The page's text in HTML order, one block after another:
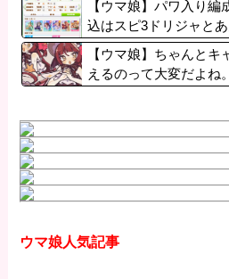
【ウマ娘】パワ入り
込はスピ3ドリジャと
は？
【ウマ娘】ちゃんと
えるのって大変だよね。
ウマ娘人気記事